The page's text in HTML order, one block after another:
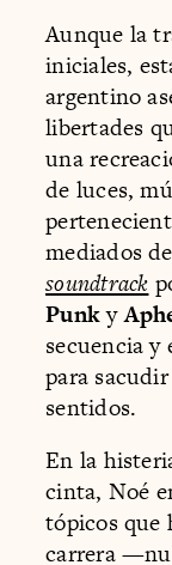
Aunque la
iniciales,
argentino
libertades
una
de luces,
mediados
soundtrack
Punky
secuencia y
para
sentidos.
En la
cinta, Noé
tópicos que
carrera